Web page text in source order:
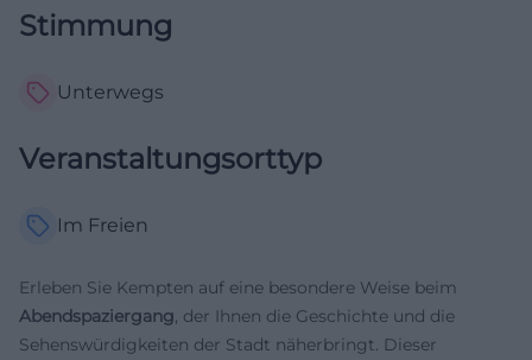
Stimmung
Unterwegs
Veranstaltungsorttyp
Im Freien
Erleben Sie Kempten auf eine besondere Weise beim
Abendspaziergang, der Ihnen die Geschichte und die
Sehenswürdigkeiten der Stadt näherbringt. Dieser